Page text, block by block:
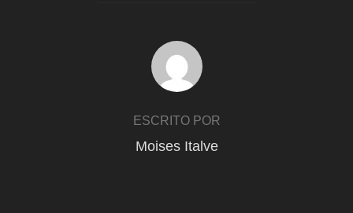
AUTOR DE LA ENTRADA
ESCRITO POR
Moises Italve